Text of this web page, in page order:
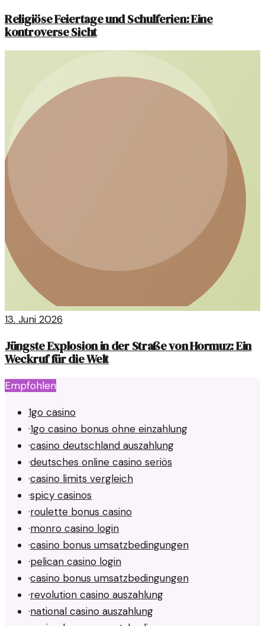
Religiöse Feiertage und Schulferien: Eine
kontroverse Sicht
13. Juni 2026
Jüngste Explosion in der Straße von Hormuz: Ein
Weckruf für die Welt
Empfohlen
1go casino
·1go casino bonus ohne einzahlung
·casino deutschland auszahlung
·deutsches online casino seriös
·casino limits vergleich
·spicy casinos
·roulette bonus casino
·monro casino login
·casino bonus umsatzbedingungen
·pelican casino login
·casino bonus umsatzbedingungen
·revolution casino auszahlung
·national casino auszahlung